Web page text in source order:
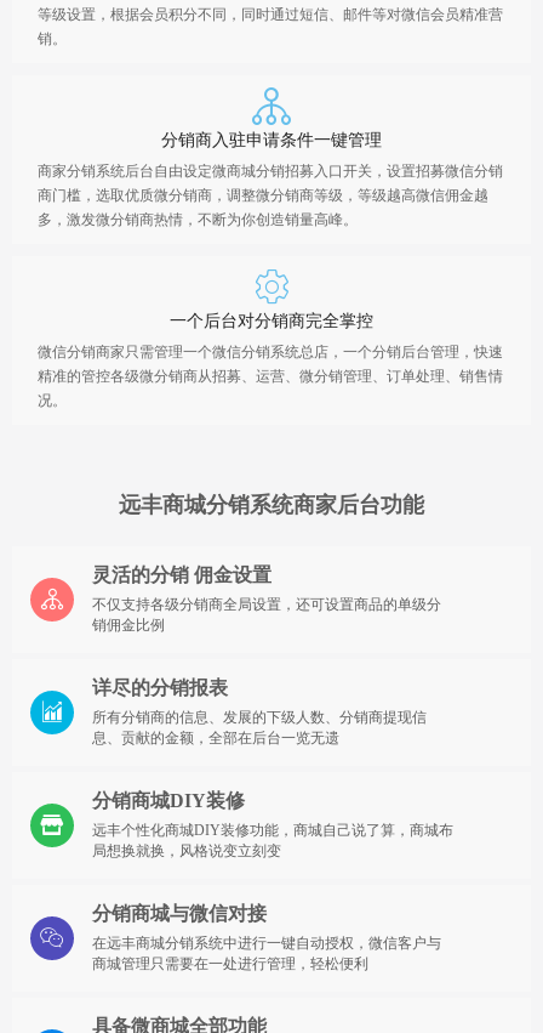
等级设置，根据会员积分不同，同时通过短信、邮件等对微信会员精准营
销。
分销商入驻申请条件一键管理
商家分销系统后台自由设定微商城分销招募入口开关，设置招募微信分销
商门槛，选取优质微分销商，调整微分销商等级，等级越高微信佣金越
多，激发微分销商热情，不断为你创造销量高峰。
一个后台对分销商完全掌控
微信分销商家只需管理一个微信分销系统总店，一个分销后台管理，快速
精准的管控各级微分销商从招募、运营、微分销管理、订单处理、销售情
况。
远丰商城分销系统商家后台功能
灵活的分销 佣金设置
不仅支持各级分销商全局设置，还可设置商品的单级分
销佣金比例
详尽的分销报表
所有分销商的信息、发展的下级人数、分销商提现信
息、贡献的金额，全部在后台一览无遗
分销商城DIY装修
远丰个性化商城DIY装修功能，商城自己说了算，商城布
局想换就换，风格说变立刻变
分销商城与微信对接
在远丰商城分销系统中进行一键自动授权，微信客户与
商城管理只需要在一处进行管理，轻松便利
具备微商城全部功能